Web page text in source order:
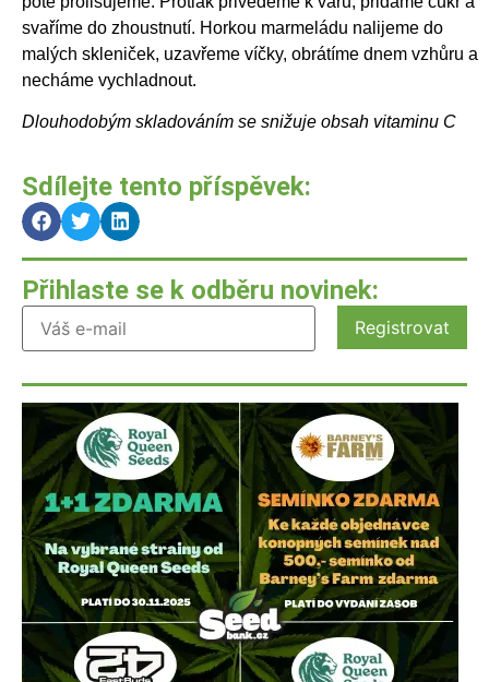
svaříme do zhoustnutí. Horkou marmeládu nalijeme do
malých skleniček, uzavřeme víčky, obrátíme dnem vzhůru a
necháme vychladnout.
Dlouhodobým skladováním se snižuje obsah vitaminu C
Sdílejte tento příspěvek:
Přihlaste se k odběru novinek: